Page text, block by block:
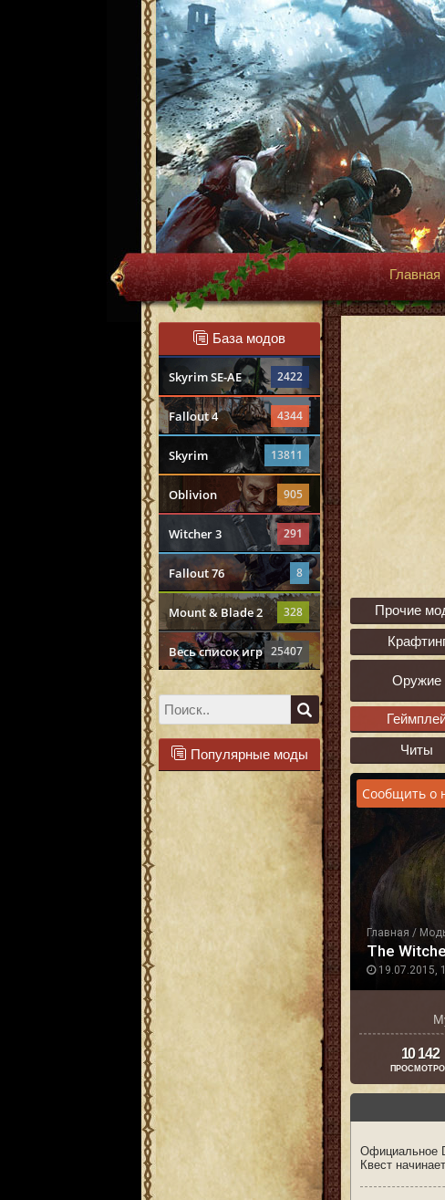
Главная
База модов
Skyrim SE-AE 2422
Fallout 4 4344
Skyrim 13811
Oblivion 905
Witcher 3 291
Fallout 76 8
Mount & Blade 2 328
Весь список игр 25407
Популярные моды
Прочие
Оружие
Читы
Главная /
19.07.2015,
The
Сообщить о
10 142
Официальное
Квест